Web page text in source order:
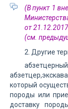
(В пункт 1
от
(см.
2. Другие
который
породы или
доставку